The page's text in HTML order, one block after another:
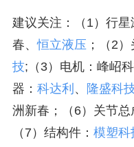
建议关注：（1）行
春、恒立液压 ；（2
技;（3）电机：峰岹
器： 科达利 、 隆盛科
洲新春；（6）关节总
（7）结构件： 模塑科